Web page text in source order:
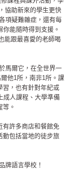
協助新來的學生更快
項疑難雜症，還有每
能隨時得到支援。
能跟最喜愛的老師喝
馬爾它，在全世界一
他1所，南非1所。課
習，也有針對年紀或
成人課程、大學準備
。
有許多商店和餐館免
動包括當地的徒步旅
牌語言學校！